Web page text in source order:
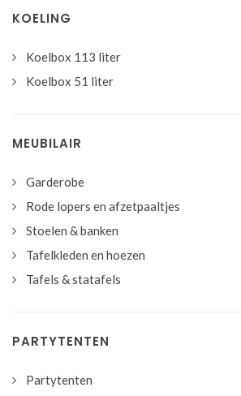
KOELING
Koelbox 113 liter
Koelbox 51 liter
MEUBILAIR
Garderobe
Rode lopers en afzetpaaltjes
Stoelen & banken
Tafelkleden en hoezen
Tafels & statafels
PARTYTENTEN
Partytenten